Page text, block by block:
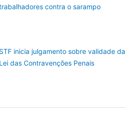
contra o sarampo
STF inicia julgamento sobre validade da
Lei das Contravenções Penais